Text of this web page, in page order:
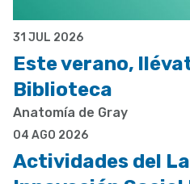
31 JUL 2026
Este verano,
Biblioteca
Anatomía de Gray
04 AGO 2026
Actividades del